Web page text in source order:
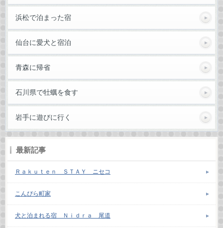
浜松で泊まった宿
仙台に愛犬と宿泊
青森に帰省
石川県で牡蠣を食す
岩手に遊びに行く
最新記事
Ｒａｋｕｔｅｎ ＳＴＡＹ ニセコ
こんぴら町家
犬と泊まれる宿 Ｎｉｄｒａ 尾道